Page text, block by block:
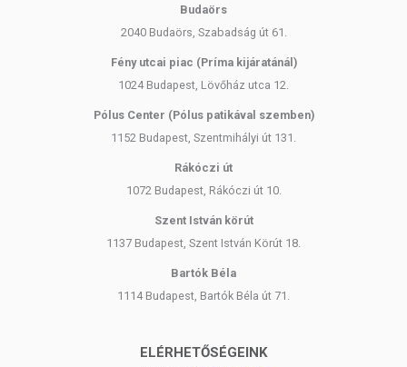
Budaörs
2040 Budaörs, Szabadság út 61.
Fény utcai piac (Príma kijáratánál)
1024 Budapest, Lövőház utca 12.
Pólus Center (Pólus patikával szemben)
1152 Budapest, Szentmihályi út 131.
Rákóczi út
1072 Budapest, Rákóczi út 10.
Szent István körút
1137 Budapest, Szent István Körút 18.
Bartók Béla
1114 Budapest, Bartók Béla út 71.
ELÉRHETŐSÉGEINK